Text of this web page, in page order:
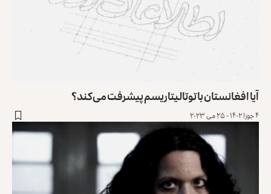
آیا افغانستان با توتالیتاریسم پیشرفت ‌می‌کند؟
۴ جوزا ۱۴۰۲ - ۲۵ می ۲۰۲۳